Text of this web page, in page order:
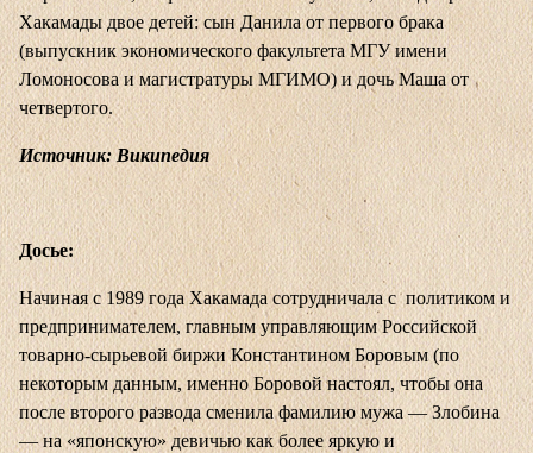
Хакамады двое детей: сын Данила от первого брака
(выпускник экономического факультета МГУ имени
Ломоносова и магистратуры МГИМО) и дочь Маша от
четвертого.
Источник: Википедия
Досье:
Начиная с 1989 года Хакамада сотрудничала с политиком и
предпринимателем, главным управляющим Российской
товарно-сырьевой биржи Константином Боровым (по
некоторым данным, именно Боровой настоял, чтобы она
после второго развода сменила фамилию мужа — Злобина
— на «японскую» девичью как более яркую и